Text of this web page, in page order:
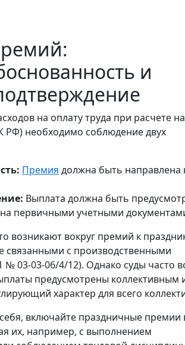
и
на оплату труда при расчете
РФ) необходимо соблюдение двух
Премия должна быть направлена
Выплата должна быть
первичными учетными
возникают вокруг премий к
связанными с производственными
№ 03-03-06/4/12). Однако суды часто
предусмотрены коллективным
характер для всего
включайте праздничные премии
их, например, с выполнением